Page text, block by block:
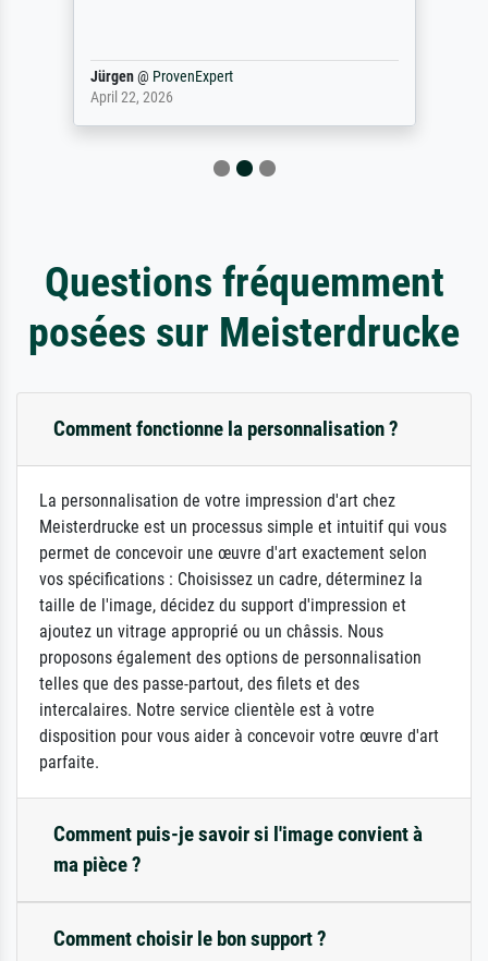
Jürgen@ ProvenExpert
April 22, 2026
Questions fréquemment
posées sur Meisterdrucke
Comment fonctionne la personnalisation ?
La personnalisation de votre impression d'art chez
Meisterdrucke est un processus simple et intuitif qui vous
permet de concevoir une œuvre d'art exactement selon
vos spécifications : Choisissez un cadre, déterminez la
taille de l'image, décidez du support d'impression et
ajoutez un vitrage approprié ou un châssis. Nous
proposons également des options de personnalisation
telles que des passe-partout, des filets et des
intercalaires. Notre service clientèle est à votre
disposition pour vous aider à concevoir votre œuvre d'art
parfaite.
Comment puis-je savoir si l'image convient à
ma pièce ?
Comment choisir le bon support ?